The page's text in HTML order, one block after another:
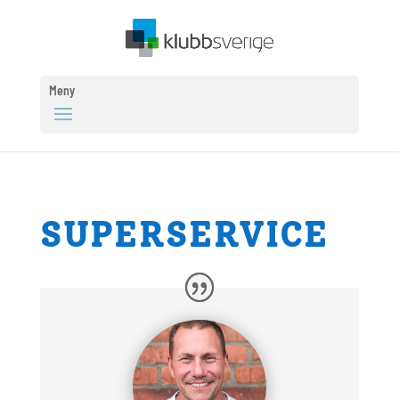
Meny
SUPERSERVICE